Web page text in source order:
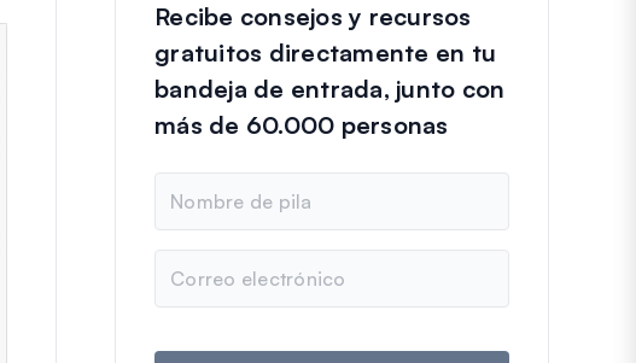
Recibe consejos y recursos
gratuitos directamente en tu
bandeja de entrada, junto con
más de 60.000 personas
m
b
r
e